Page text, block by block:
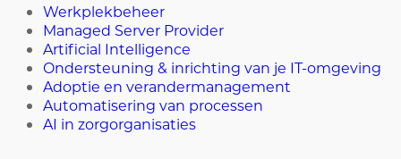
Werkplekbeheer
Managed Server Provider
Artificial Intelligence
Ondersteuning & inrichting van je IT-omgeving
Adoptie en verandermanagement
Automatisering van processen
AI in zorgorganisaties